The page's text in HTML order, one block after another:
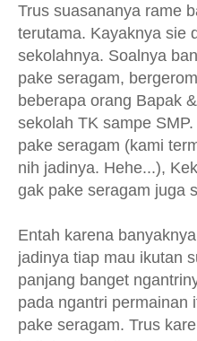
Trus suasananya rame
terutama. Kayaknya sie
sekolahnya. Soalnya
pake seragam,
beberapa orang Bapak
sekolah TK sampe
pake seragam (kami
nih jadinya. Hehe...),
gak pake seragam juga
Entah karena
jadinya tiap mau ikutan
panjang banget
pada ngantri permainan
pake seragam. Trus